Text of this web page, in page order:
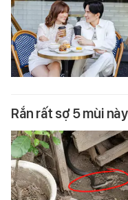
Rắn rất sợ 5 mùi này